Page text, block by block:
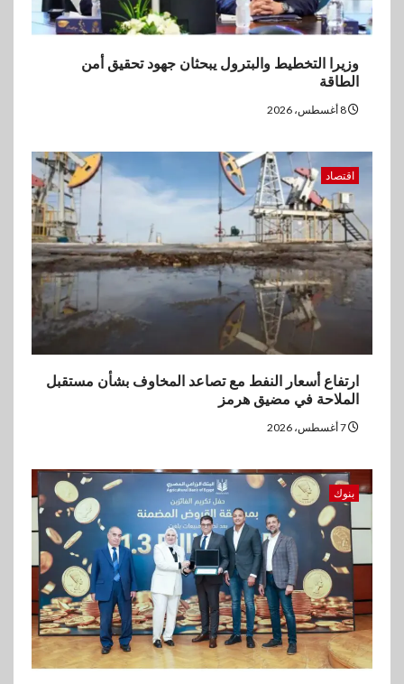
وزيرا التخطيط والبترول يبحثان جهود تحقيق أمن
الطاقة
اقتصاد
ارتفاع أسعار النفط مع تصاعد المخاوف بشأن مستقبل
الملاحة في مضيق هرمز
بنوك